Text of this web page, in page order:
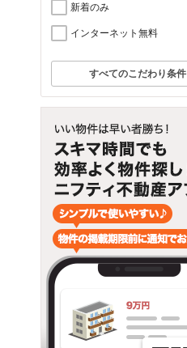
新着のみ
インターネット無料
すべてのこだわり条件